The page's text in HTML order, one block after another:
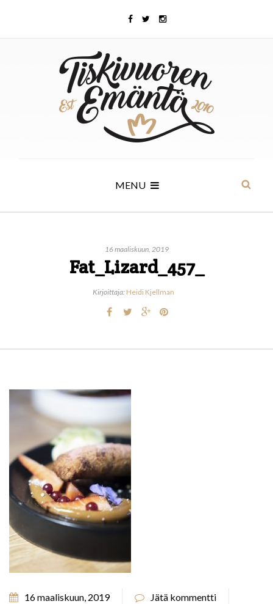
MENU
16 maaliskuun, 2019
Fat_Lizard_457_
Kirjoittaja: Heidi Kjellman
16 maaliskuun, 2019 Jätä kommentti